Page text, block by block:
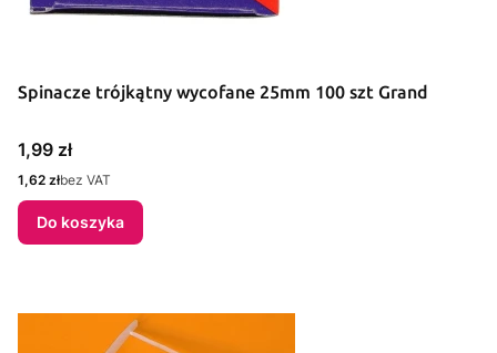
Spinacze trójkątny wycofane 25mm 100 szt Grand
Cena
1,99 zł
Cena
1,62 złbez VAT
Do koszyka